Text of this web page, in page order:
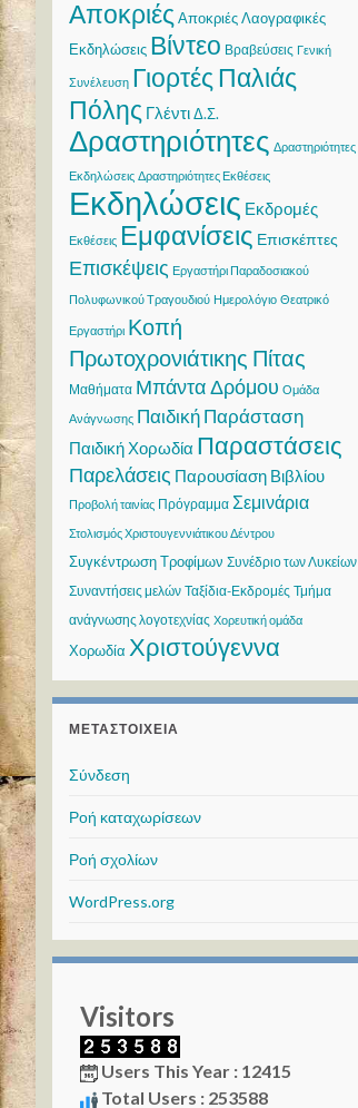
Αποκριές Αποκριές Λαογραφικές
Εκδηλώσεις Βίντεο Βραβεύσεις Γενική
Συνέλευση Γιορτές Παλιάς
Πόλης ΓλέντιΔ.Σ.
Δραστηριότητες Δραστηριότητες
Εκδηλώσεις Δραστηριότητες Εκθέσεις
Εκδηλώσεις Εκδρομές
Εκθέσεις Εμφανίσεις Επισκέπτες
Επισκέψεις Εργαστήρι Παραδοσιακού
Πολυφωνικού Τραγουδιού Ημερολόγιο Θεατρικό
Εργαστήρι Κοπή
Πρωτοχρονιάτικης Πίτας
Μαθήματα Μπάντα Δρόμου Ομάδα
Ανάγνωσης Παιδική Παράσταση
Παιδική Χορωδία Παραστάσεις
Παρελάσεις Παρουσίαση Βιβλίου
Προβολή ταινίας Πρόγραμμα Σεμινάρια
Στολισμός Χριστουγεννιάτικου Δέντρου
Συγκέντρωση Τροφίμων Συνέδριο των Λυκείων
Συναντήσεις μελών Ταξίδια-Εκδρομές Τμήμα
ανάγνωσης λογοτεχνίας Χορευτική ομάδα
Χορωδία Χριστούγεννα
ΜΕΤΑΣΤΟΙΧΕΊΑ
Σύνδεση
Ροή καταχωρίσεων
Ροή σχολίων
WordPress.org
Visitors
Users This Year : 12415
Total Users : 253588